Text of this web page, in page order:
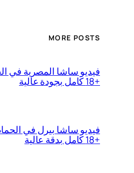
MORE POSTS
فيديو ساشا المصرية في
+18 كامل بجودة عالية
فيديو ساشا بيرل في
+18 كامل بدقة عالية